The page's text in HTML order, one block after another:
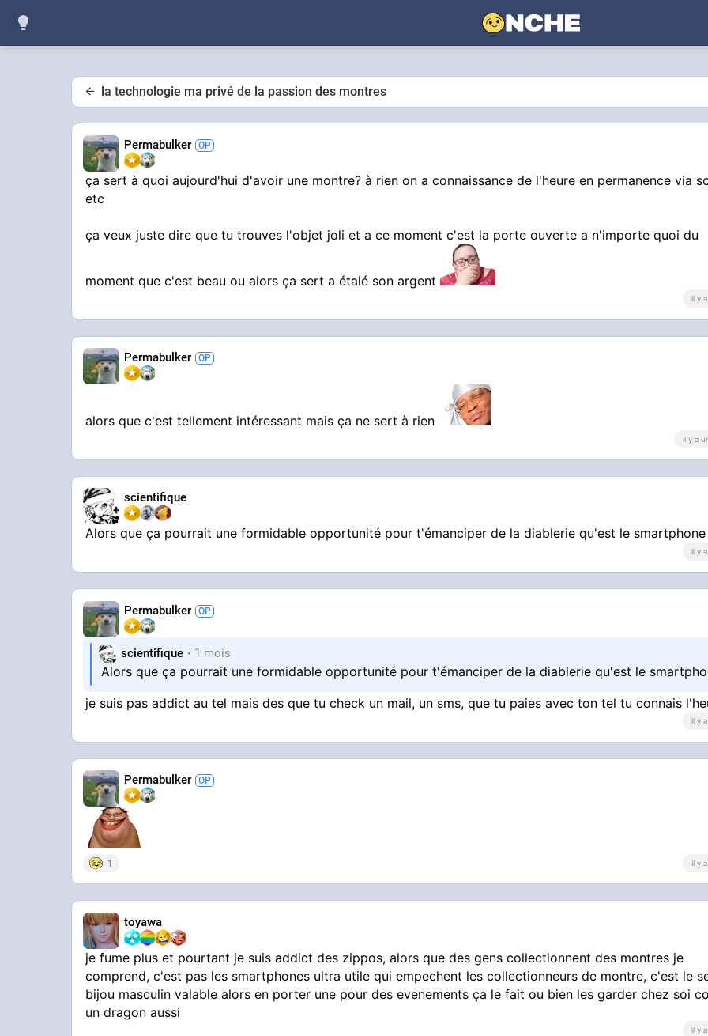
la technologie ma privé de la passion des montres
Permabulker
ça sert à quoi aujourd'hui d'avoir une montre? à rien on a connaissance de l'heure en permanence via
etc
ça veux juste dire que tu trouves l'objet joli et a ce moment c'est la porte ouverte a n'importe quoi du
moment que c'est beau ou alors ça sert a étalé son argent
il y
Permabulker
alors que c'est tellement intéressant mais ça ne sert à rien
il y a
scientifique
Alors que ça pourrait une formidable opportunité pour t'émanciper de la diablerie qu'est le smartphone
il y
Permabulker
scientifique 1 mois
Alors que ça pourrait une formidable opportunité pour t'émanciper de la diablerie qu'est le
je suis pas addict au tel mais des que tu check un mail, un sms, que tu paies avec ton tel tu connais
il y
Permabulker
1 il y
toyawa
je fume plus et pourtant je suis addict des zippos, alors que des gens collectionnent des montres je
comprend, c'est pas les smartphones ultra utile qui empechent les collectionneurs de montre, c'est le
bijou masculin valable alors en porter une pour des evenements ça le fait ou bien les garder chez soi
un dragon aussi
il y